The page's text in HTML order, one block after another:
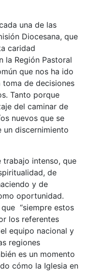
una de las
Diocesana, que
caridad
la Región Pastoral
que nos ha ido
toma de decisiones
Tanto porque
del caminar de
nuevos que se
un discernimiento
trabajo intenso, que
de
y de
oportunidad.
“siempre estos
los referentes
equipo nacional y
regiones
es un momento
cómo la Iglesia en